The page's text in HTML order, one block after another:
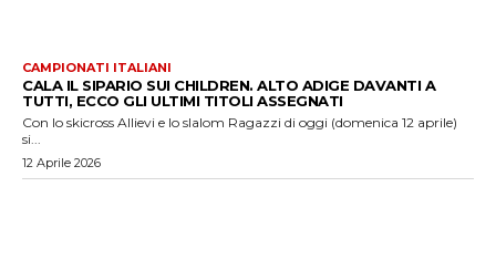
CAMPIONATI ITALIANI
CALA IL SIPARIO SUI CHILDREN. ALTO ADIGE DAVANTI A
TUTTI, ECCO GLI ULTIMI TITOLI ASSEGNATI
Con lo skicross Allievi e lo slalom Ragazzi di oggi (domenica 12 aprile)
si...
12 Aprile 2026